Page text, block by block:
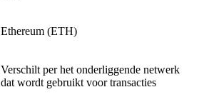
Ethereum (ETH)
Verschilt per het onderliggende netwerk
dat wordt gebruikt voor transacties